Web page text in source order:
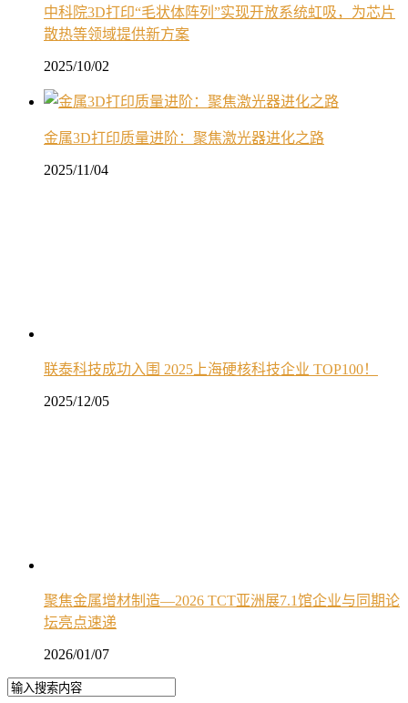
中科院3D打印“毛状体阵列”实现开放系统虹吸，为芯片
散热等领域提供新方案
2025/10/02
金属3D打印质量进阶：聚焦激光器进化之路
2025/11/04
联泰科技成功入围 2025上海硬核科技企业 TOP100！
2025/12/05
聚焦金属增材制造—2026 TCT亚洲展7.1馆企业与同期论
坛亮点速递
2026/01/07